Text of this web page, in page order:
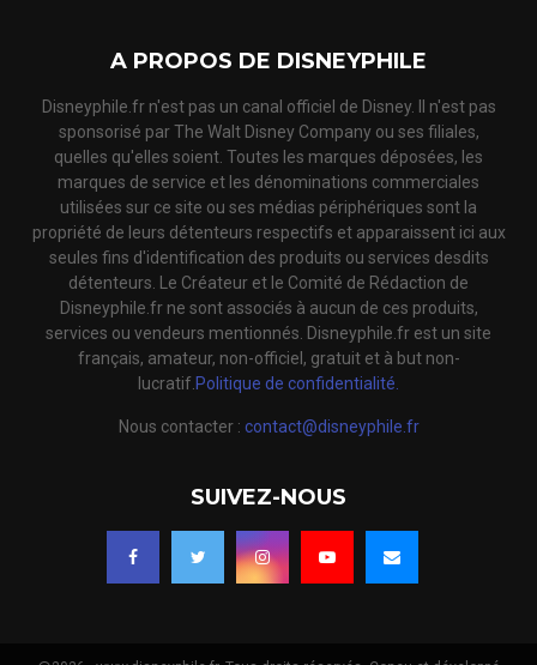
A PROPOS DE DISNEYPHILE
Disneyphile.fr n'est pas un canal officiel de Disney. Il n'est pas
sponsorisé par The Walt Disney Company ou ses filiales,
quelles qu'elles soient. Toutes les marques déposées, les
marques de service et les dénominations commerciales
utilisées sur ce site ou ses médias périphériques sont la
propriété de leurs détenteurs respectifs et apparaissent ici aux
seules fins d'identification des produits ou services desdits
détenteurs. Le Créateur et le Comité de Rédaction de
Disneyphile.fr ne sont associés à aucun de ces produits,
services ou vendeurs mentionnés. Disneyphile.fr est un site
français, amateur, non-officiel, gratuit et à but non-
lucratif. Politique de confidentialité.
Nous contacter : contact@disneyphile.fr
SUIVEZ-NOUS